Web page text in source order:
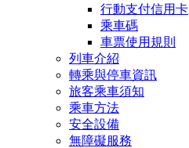
行動支付信用卡
乘車碼
車票使用規則
列車介紹
轉乘與停車資訊
旅客乘車須知
乘車方法
安全設備
無障礙服務